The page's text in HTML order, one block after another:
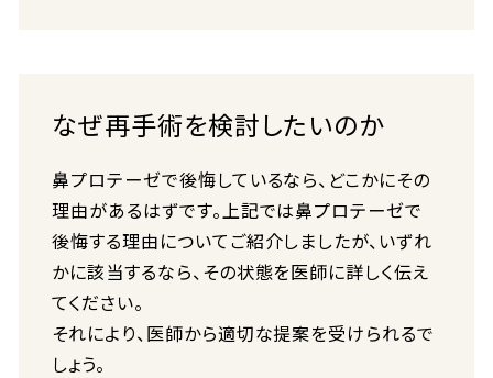
なぜ再手術を検討したいのか
鼻プロテーゼで後悔しているなら、どこかにその
理由があるはずです。上記では鼻プロテーゼで
後悔する理由についてご紹介しましたが、いずれ
かに該当するなら、その状態を医師に詳しく伝え
てください。
それにより、医師から適切な提案を受けられるで
しょう。